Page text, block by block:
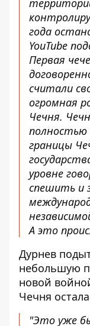
года
YouTube
Первая
считали
огромная
Чечня.
полностью
границы
уровне
спешить и
А это
Дурнев
небольшую
новой
Чечня
"Это уже